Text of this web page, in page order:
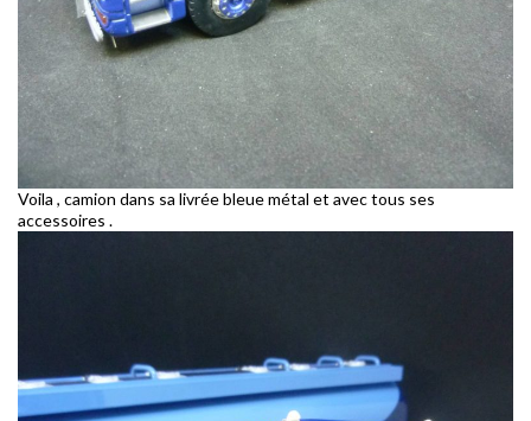
Voila , camion dans sa livrée bleue métal et avec tous ses
accessoires .